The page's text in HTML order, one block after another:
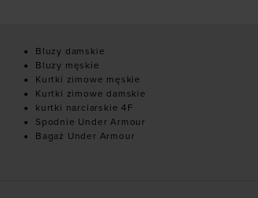
Bluzy damskie
Bluzy męskie
Kurtki zimowe męskie
Kurtki zimowe damskie
kurtki narciarskie 4F
Spodnie Under Armour
Bagaż Under Armour